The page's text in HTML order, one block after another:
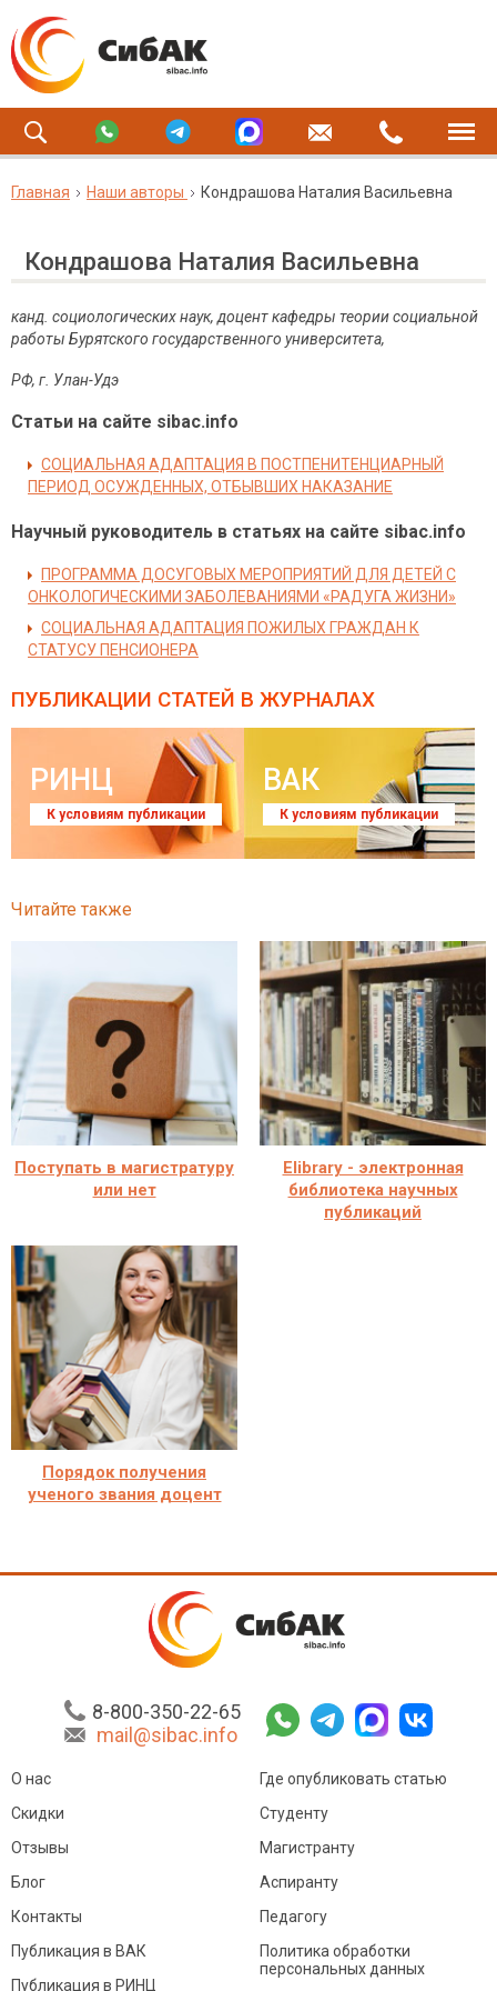
Главная Наши авторы Кондрашова Наталия Васильевна
Кондрашова Наталия Васильевна
канд. социологических наук, доцент кафедры теории социальной
работы Бурятского государственного университета,
РФ, г. Улан-Удэ
Статьи на сайте sibac.info
СОЦИАЛЬНАЯ АДАПТАЦИЯ В ПОСТПЕНИТЕНЦИАРНЫЙ
ПЕРИОД ОСУЖДЕННЫХ, ОТБЫВШИХ НАКАЗАНИЕ
Научный руководитель в статьях на сайте sibac.info
ПРОГРАММА ДОСУГОВЫХ МЕРОПРИЯТИЙ ДЛЯ ДЕТЕЙ С
ОНКОЛОГИЧЕСКИМИ ЗАБОЛЕВАНИЯМИ «РАДУГА ЖИЗНИ»
СОЦИАЛЬНАЯ АДАПТАЦИЯ ПОЖИЛЫХ ГРАЖДАН К
СТАТУСУ ПЕНСИОНЕРА
ПУБЛИКАЦИИ СТАТЕЙ В ЖУРНАЛАХ
РИНЦ
К условиям публикации
ВАК
К условиям публикации
Читайте также
Поступать в магистратуру
или нет
Elibrary - электронная
библиотека научных
публикаций
Порядок получения
ученого звания доцент
8-800-350-22-65
mail@sibac.info
О нас
Скидки
Отзывы
Блог
Контакты
Где опубликовать статью
Студенту
Магистранту
Аспиранту
Педагогу
Публикация в ВАК
Публикация в РИНЦ
Политика обработки
персональных данных